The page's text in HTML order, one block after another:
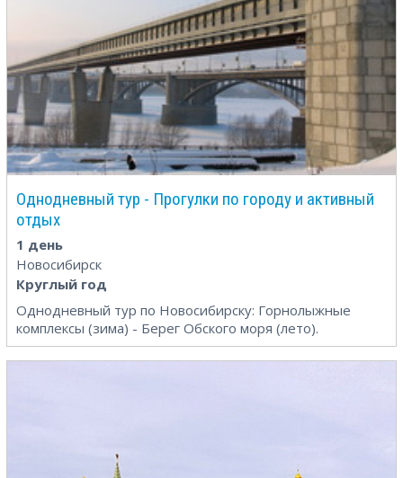
Однодневный тур - Прогулки по городу и активный
отдых
1 день
Новосибирск
Круглый год
Однодневный тур по Новосибирску: Горнолыжные
комплексы (зима) - Берег Обского моря (лето).